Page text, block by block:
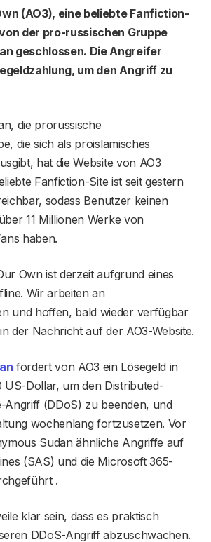
(AO3), eine beliebte Fanfiction-
der pro-russischen Gruppe
geschlossen. Die Angreifer
um den Angriff zu
die prorussische
die sich als proislamisches
hat die Website von AO3
Fanfiction-Site ist seit gestern
sodass Benutzer keinen
11 Millionen Werke von
haben.
Own ist derzeit aufgrund eines
Wir arbeiten an
und hoffen, bald wieder verfügbar
der Nachricht auf der AO3-Website.
fordert von AO3 ein Lösegeld in
Dollar, um den Distributed-
Angriff (DDoS) zu beenden, und
wochenlang fortzusetzen. Vor
Sudan ähnliche Angriffe auf
(SAS) und die Microsoft 365-
.
klar sein, dass es praktisch
DDoS-Angriff abzuschwächen.